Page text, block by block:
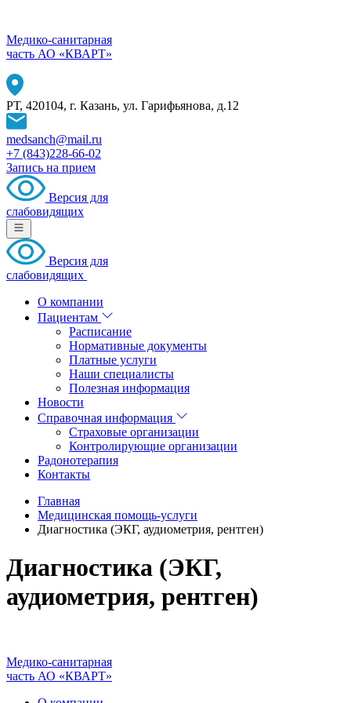
Медико-санитарная
часть АО «КВАРТ»
РТ, 420104, г. Казань, ул. Гарифьянова, д.12
medsanch@mail.ru
+7 (843)228-66-02
Запись на прием
Версия для
слабовидящих
Версия для
слабовидящих
О компании
Пациентам
Расписание
Нормативные документы
Платные услуги
Наши специалисты
Полезная информация
Новости
Справочная информация
Страховые организации
Контролирующие организации
Радонотерапия
Контакты
Главная
Медицинская помощь-услуги
Диагностика (ЭКГ, аудиометрия, рентген)
Диагностика (ЭКГ,
аудиометрия, рентген)
Медико-санитарная
часть АО «КВАРТ»